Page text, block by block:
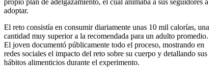
adoptar.
El reto consistía en consumir diariamente unas 10 mil calorías, una
cantidad muy superior a la recomendada para un adulto promedio.
El joven documentó públicamente todo el proceso, mostrando en
redes sociales el impacto del reto sobre su cuerpo y detallando sus
hábitos alimenticios durante el experimento.